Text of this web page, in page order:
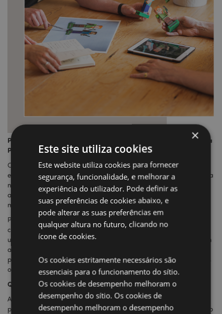
Porquê encomendar produtos à medida ou personalizados com a
Puckator?
Com mais de 25 anos de experiência a lidar com fabricantes
estrangeiros e a importar para o Reino Unido e para a Europa, a
nossa equipa de compradores sabe o que está a fazer. Irão
acompanhá-lo ao longo de todo o processo, do início ao fim, e
mantê-lo-ão informado a cada passo do caminho.
Podem aconselhá-lo sobre a embalagem, rotulagem,
certificação e quaisquer outras informações de segurança e
utilização relacionadas com os produtos que encomendar. Com
as nossas ligações estabelecidas, podemos negociar excelentes
preços nas encomendas por grosso a granel, pelo que podemos
oferecer-lhe preços competitivos.
Quantas encomendas tenho de efetuar?
A quantidade mínima de encomenda (MOQ) depende dos
produtos que está a encomendar. Algumas linhas maiores terão
×
Este site utiliza cookies
Este website utiliza cookies para fornecer
segurança, funcionalidade, e melhorar a
experiência do utilizador. Pode definir as
suas preferências de cookies abaixo, e
pode alterar as suas preferências em
qualquer altura no futuro, clicando no
ícone de cookies.
Os cookies estritamente necessários são
essenciais para o funcionamento do sítio.
Os cookies de desempenho melhoram o
desempenho do sítio. Os cookies de
desempenho melhoram o desempenho